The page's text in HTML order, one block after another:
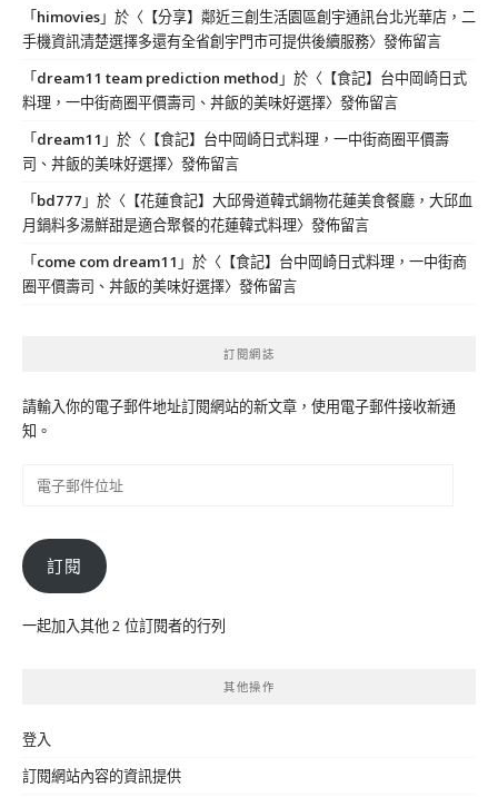
「himovies」於〈 【分享】鄰近三創生活園區創宇通訊台北光華店，二
手機資訊清楚選擇多還有全省創宇門市可提供後續服務〉發佈留言
「dream11 team prediction method 」於〈 【食記】台中岡崎日式
料理，一中街商圈平價壽司、丼飯的美味好選擇〉發佈留言
「dream11 」於〈 【食記】台中岡崎日式料理，一中街商圈平價壽
司、丼飯的美味好選擇〉發佈留言
「bd777 」於〈 【花蓮食記】大邱骨道韓式鍋物花蓮美食餐廳，大邱血
月鍋料多湯鮮甜是適合聚餐的花蓮韓式料理〉發佈留言
「come com dream11 」於〈 【食記】台中岡崎日式料理，一中街商
圈平價壽司、丼飯的美味好選擇〉發佈留言
訂閱網誌
請輸入你的電子郵件地址訂閱網站的新文章，使用電子郵件接收新通
知。
件
位
訂閱
一起加入其他 2 位訂閱者的行列
其他操作
登入
訂閱網站內容的資訊提供